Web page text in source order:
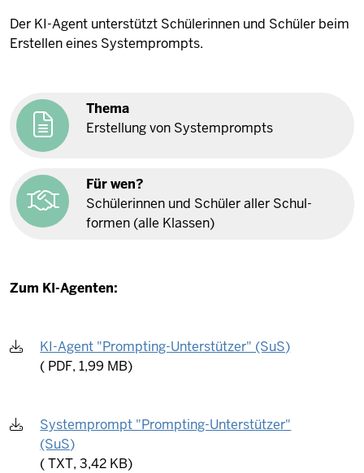
Der KI-Agent unterstützt Schülerinnen und Schüler beim
Erstellen eines Systemprompts.
Thema
Er­stellung von Sys­tem­prompts
Für wen?
Schü­le­rinnen und Schüler aller Schul­
formen (alle Klassen)
Zum KI-Agenten:
KI-Agent "Prompting-Unterstützer" (SuS)
( PDF, 1,99 MB)
Systemprompt "Prompting-Unterstützer"
(SuS)
(TXT, 3,42 KB)